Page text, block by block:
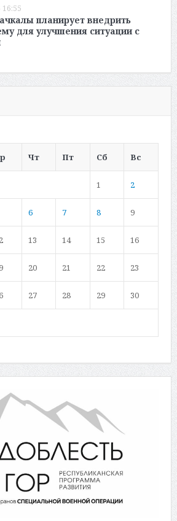
16:55
планирует внедрить
для улучшения ситуации с
Чт Пт Сб Вс
1 2
6 7 8 9
13 14 15 16
20 21 22 23
27 28 29 30